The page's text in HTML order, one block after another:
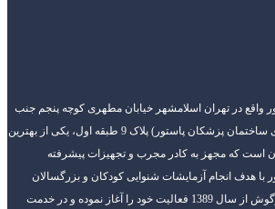
واقع در تهران اسلامشهر خیابان مطهری کوچه پنجم جنب
داروخانه دکتر حاتمی (روبروی ساختمان پزشکان پاستور) پلاک 9 طبقه اول، یکی از بهترین
است که مجهز به کادر مجرب و تجهیزات پیشرفته
با هدف انجام آزمایشات شنوایی کودکان و بزرگسالان
تجویز سمعک و ارزیابی وزوزگوش از سال 1389 فعالیت خود را آغاز نموده و در خدمت